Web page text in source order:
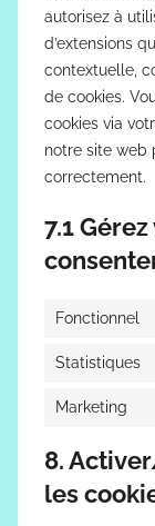
autorisez à
d’extensions
contextuelle,
de cookies.
cookies via
notre site web
correctement.
7.1
Fonctionnel
Statistiques
Marketing
8.
les